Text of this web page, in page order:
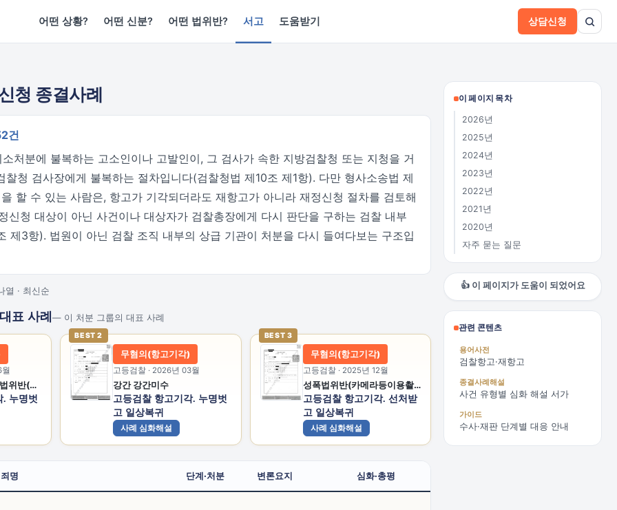
어떤 상황? 어떤 신분? 어떤 법위반? 서고 도움받기 상담신청
청 종결사례
건
처분에 불복하는 고소인이나 고발인이, 그 검사가 속한 지방검찰청 또는 지청을 거
찰청 검사장에게 불복하는 절차입니다(검찰청법 제10조 제1항). 다만 형사소송법 제
할 수 있는 사람은, 항고가 기각되더라도 재항고가 아니라 재정신청 절차를 검토해
신청 대상이 아닌 사건이나 대상자가 검찰총장에게 다시 판단을 구하는 검찰 내부
제3항). 법원이 아닌 검찰 조직 내부의 상급 기관이 처분을 다시 들여다보는 구조입
· 최신순
표 사례 — 이 처분 그룹의 대표 사례
강간 특수폭행 성폭법위반(카메라등이용촬영) 성폭법위반(촬영물등이용협박)
. 누명벗
BEST 2
무혐의(항고기각)
고등검찰 · 2026년 03월
강간 강간미수
고등검찰 항고기각. 누명벗
고 일상복귀
사례 심화해설
BEST 3
무혐의(항고기각)
고등검찰 · 2025년 12월
성폭법위반(카메라등이용촬영)
고등검찰 항고기각. 선처받
고 일상복귀
사례 심화해설
죄명 단계·처분 변론요지 심화·총평
이 페이지 목차
2026년
2025년
2024년
2023년
2022년
2021년
2020년
자주 묻는 질문
👍 이 페이지가 도움이 되었어요
관련 콘텐츠
용어사전
검찰항고·재항고
종결사례해설
사건 유형별 심화 해설 서가
가이드
수사·재판 단계별 대응 안내